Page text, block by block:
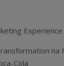
Experience
na
Cola